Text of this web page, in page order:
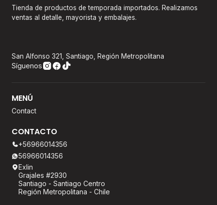
Tienda de productos de temporada importados. Realizamos
ventas al detalle, mayorista y embalajes.
San Alfonso 321, Santiago, Región Metropolitana
Síguenos
MENÚ
Contact
CONTACTO
+56966014356
56966014356
Exlin
Grajales #2930
Santiago - Santiago Centro
Región Metropolitana - Chile